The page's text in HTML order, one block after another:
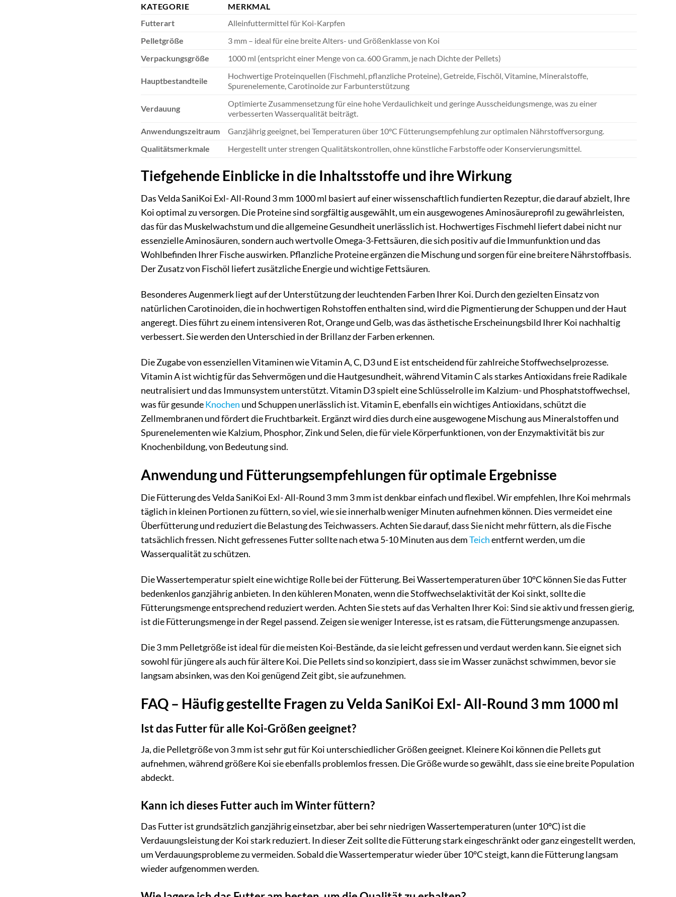
KATEGORIE
MERKMAL
Futterart
Alleinfuttermittel für Koi-Karpfen
Pelletgröße
3 mm – ideal für eine breite Alters- und Größenklasse von Koi
Verpackungsgröße
1000 ml (entspricht einer Menge von ca. 600 Gramm, je nach Dichte der Pellets)
Hauptbestandteile
Hochwertige Proteinquellen (Fischmehl, pflanzliche Proteine), Getreide, Fischöl, Vitamine, Mineralstoffe,
Spurenelemente, Carotinoide zur Farbunterstützung
Verdauung
Optimierte Zusammensetzung für eine hohe Verdaulichkeit und geringe Ausscheidungsmenge, was zu einer
verbesserten Wasserqualität beiträgt.
Anwendungszeitraum
Ganzjährig geeignet, bei Temperaturen über 10°C Fütterungsempfehlung zur optimalen Nährstoffversorgung.
Qualitätsmerkmale
Hergestellt unter strengen Qualitätskontrollen, ohne künstliche Farbstoffe oder Konservierungsmittel.
Tiefgehende Einblicke in die Inhaltsstoffe und ihre Wirkung
Das Velda SaniKoi Exl- All-Round 3 mm 1000 ml basiert auf einer wissenschaftlich fundierten Rezeptur, die darauf abzielt, Ihre
Koi optimal zu versorgen. Die Proteine sind sorgfältig ausgewählt, um ein ausgewogenes Aminosäureprofil zu gewährleisten,
das für das Muskelwachstum und die allgemeine Gesundheit unerlässlich ist. Hochwertiges Fischmehl liefert dabei nicht nur
essenzielle Aminosäuren, sondern auch wertvolle Omega-3-Fettsäuren, die sich positiv auf die Immunfunktion und das
Wohlbefinden Ihrer Fische auswirken. Pflanzliche Proteine ergänzen die Mischung und sorgen für eine breitere Nährstoffbasis.
Der Zusatz von Fischöl liefert zusätzliche Energie und wichtige Fettsäuren.
Besonderes Augenmerk liegt auf der Unterstützung der leuchtenden Farben Ihrer Koi. Durch den gezielten Einsatz von
natürlichen Carotinoiden, die in hochwertigen Rohstoffen enthalten sind, wird die Pigmentierung der Schuppen und der Haut
angeregt. Dies führt zu einem intensiveren Rot, Orange und Gelb, was das ästhetische Erscheinungsbild Ihrer Koi nachhaltig
verbessert. Sie werden den Unterschied in der Brillanz der Farben erkennen.
Die Zugabe von essenziellen Vitaminen wie Vitamin A, C, D3 und E ist entscheidend für zahlreiche Stoffwechselprozesse.
Vitamin A ist wichtig für das Sehvermögen und die Hautgesundheit, während Vitamin C als starkes Antioxidans freie Radikale
neutralisiert und das Immunsystem unterstützt. Vitamin D3 spielt eine Schlüsselrolle im Kalzium- und Phosphatstoffwechsel,
was für gesundeKnochen und Schuppen unerlässlich ist. Vitamin E, ebenfalls ein wichtiges Antioxidans, schützt die
Zellmembranen und fördert die Fruchtbarkeit. Ergänzt wird dies durch eine ausgewogene Mischung aus Mineralstoffen und
Spurenelementen wie Kalzium, Phosphor, Zink und Selen, die für viele Körperfunktionen, von der Enzymaktivität bis zur
Knochenbildung, von Bedeutung sind.
Anwendung und Fütterungsempfehlungen für optimale Ergebnisse
Die Fütterung des Velda SaniKoi Exl- All-Round 3 mm 3 mm ist denkbar einfach und flexibel. Wir empfehlen, Ihre Koi mehrmals
täglich in kleinen Portionen zu füttern, so viel, wie sie innerhalb weniger Minuten aufnehmen können. Dies vermeidet eine
Überfütterung und reduziert die Belastung des Teichwassers. Achten Sie darauf, dass Sie nicht mehr füttern, als die Fische
tatsächlich fressen. Nicht gefressenes Futter sollte nach etwa 5-10 Minuten aus demTeichentfernt werden, um die
Wasserqualität zu schützen.
Die Wassertemperatur spielt eine wichtige Rolle bei der Fütterung. Bei Wassertemperaturen über 10°C können Sie das Futter
bedenkenlos ganzjährig anbieten. In den kühleren Monaten, wenn die Stoffwechselaktivität der Koi sinkt, sollte die
Fütterungsmenge entsprechend reduziert werden. Achten Sie stets auf das Verhalten Ihrer Koi: Sind sie aktiv und fressen gierig,
ist die Fütterungsmenge in der Regel passend. Zeigen sie weniger Interesse, ist es ratsam, die Fütterungsmenge anzupassen.
Die 3 mm Pelletgröße ist ideal für die meisten Koi-Bestände, da sie leicht gefressen und verdaut werden kann. Sie eignet sich
sowohl für jüngere als auch für ältere Koi. Die Pellets sind so konzipiert, dass sie im Wasser zunächst schwimmen, bevor sie
langsam absinken, was den Koi genügend Zeit gibt, sie aufzunehmen.
FAQ – Häufig gestellte Fragen zu Velda SaniKoi Exl- All-Round 3 mm 1000 ml
Ist das Futter für alle Koi-Größen geeignet?
Ja, die Pelletgröße von 3 mm ist sehr gut für Koi unterschiedlicher Größen geeignet. Kleinere Koi können die Pellets gut
aufnehmen, während größere Koi sie ebenfalls problemlos fressen. Die Größe wurde so gewählt, dass sie eine breite Population
abdeckt.
Kann ich dieses Futter auch im Winter füttern?
Das Futter ist grundsätzlich ganzjährig einsetzbar, aber bei sehr niedrigen Wassertemperaturen (unter 10°C) ist die
Verdauungsleistung der Koi stark reduziert. In dieser Zeit sollte die Fütterung stark eingeschränkt oder ganz eingestellt werden,
um Verdauungsprobleme zu vermeiden. Sobald die Wassertemperatur wieder über 10°C steigt, kann die Fütterung langsam
wieder aufgenommen werden.